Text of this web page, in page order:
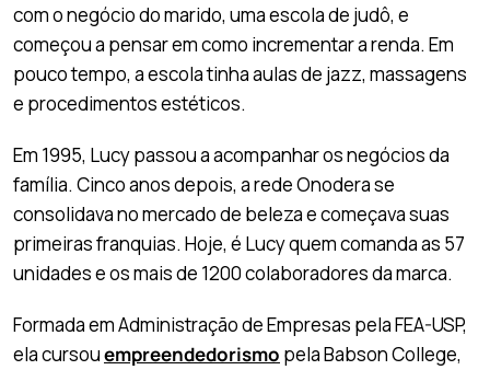
com o negócio do marido, uma escola de judô, e
começou a pensar em como incrementar a renda. Em
pouco tempo, a escola tinha aulas de jazz, massagens
e procedimentos estéticos.
Em 1995, Lucy passou a acompanhar os negócios da
família. Cinco anos depois, a rede Onodera se
consolidava no mercado de beleza e começava suas
primeiras franquias. Hoje, é Lucy quem comanda as 57
unidades e os mais de 1200 colaboradores da marca.
Formada em Administração de Empresas pela FEA-USP,
ela cursouempreendedorismo pela Babson College,